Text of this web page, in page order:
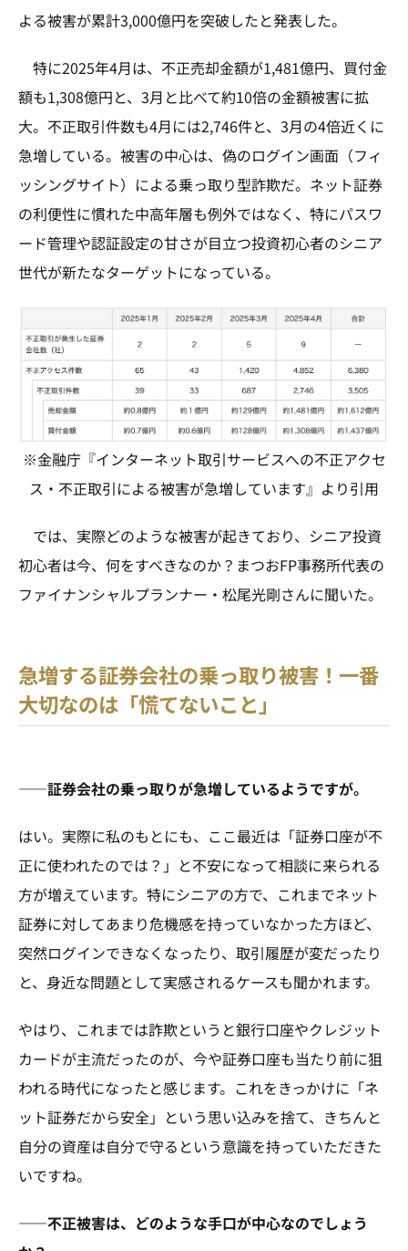
よる被害が累計3,000億円を突破したと発表した。
特に2025年4月は、不正売却金額が1,481億円、買付金
額も1,308億円と、3月と比べて約10倍の金額被害に拡
大。不正取引件数も4月には2,746件と、3月の4倍近くに
急増している。被害の中心は、偽のログイン画面（フィ
ッシングサイト）による乗っ取り型詐欺だ。ネット証券
の利便性に慣れた中高年層も例外ではなく、特にパスワ
ード管理や認証設定の甘さが目立つ投資初心者のシニア
世代が新たなターゲットになっている。
※金融庁『インターネット取引サービスへの不正アクセ
ス・不正取引による被害が急増しています』より引用
では、実際どのような被害が起きており、シニア投資
初心者は今、何をすべきなのか？まつおFP事務所代表の
ファイナンシャルプランナー・松尾光剛さんに聞いた。
急増する証券会社の乗っ取り被害！一番
大切なのは「慌てないこと」
――証券会社の乗っ取りが急増しているようですが。
はい。実際に私のもとにも、ここ最近は「証券口座が不
正に使われたのでは？」と不安になって相談に来られる
方が増えています。特にシニアの方で、これまでネット
証券に対してあまり危機感を持っていなかった方ほど、
突然ログインできなくなったり、取引履歴が変だったり
と、身近な問題として実感されるケースも聞かれます。
やはり、これまでは詐欺というと銀行口座やクレジット
カードが主流だったのが、今や証券口座も当たり前に狙
われる時代になったと感じます。これをきっかけに「ネ
ット証券だから安全」という思い込みを捨て、きちんと
自分の資産は自分で守るという意識を持っていただきた
いですね。
――不正被害は、どのような手口が中心なのでしょう